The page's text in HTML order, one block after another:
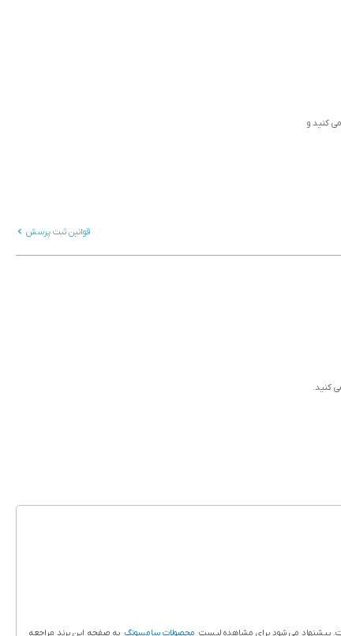
کنید و
قوانین ثبت پرسش
کنید.
پیشنهاد می شود برای مشاهده لیست محصولات سامسونگ به صفحه این برند مراجعه